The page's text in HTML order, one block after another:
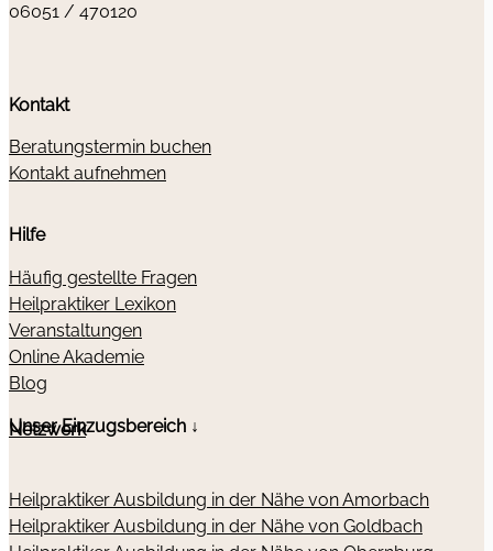
06051 / 470120
Kontakt
Beratungstermin buchen
Kontakt aufnehmen
Hilfe
Häufig gestellte Fragen
Heilpraktiker Lexikon
Veranstaltungen
Online Akademie
Blog
Netzwerk
Unser Einzugsbereich ↓
Heilpraktiker Ausbildung in der Nähe von Amorbach
Heilpraktiker Ausbildung in der Nähe von Goldbach